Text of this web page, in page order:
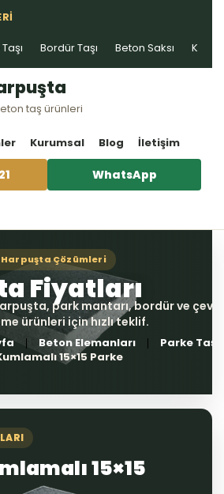
Bordür Taşı Beton Saksı Kablo
taş ürünleri
Kurumsal Blog İletişim
WhatsApp
Beton Elemanları
Parke Taşı
15×15 Parke
15×15